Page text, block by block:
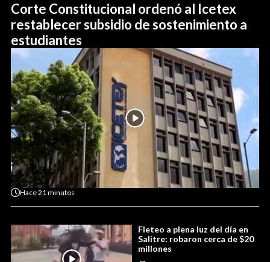
Corte Constitucional ordenó al Icetex
restablecer subsidio de sostenimiento a
estudiantes
Hace21 minutos
Fleteo a plena luz del día en
Salitre: robaron cerca de $20
millones